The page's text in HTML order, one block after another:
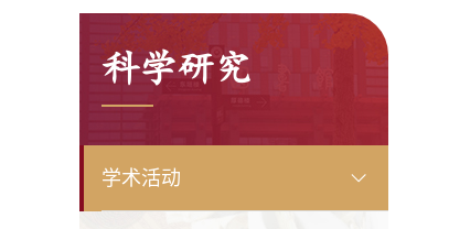
科学研究
学术活动